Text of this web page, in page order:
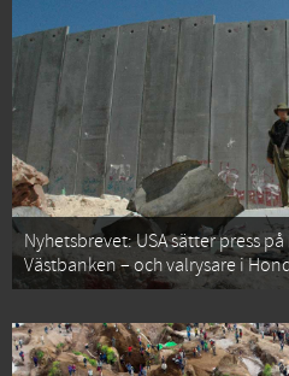
Nyhetsbrevet: USA sätter press
Västbanken – och valrysare i